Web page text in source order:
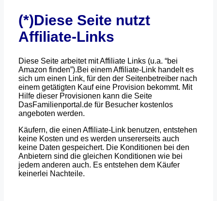
(*)Diese Seite nutzt
Affiliate-Links
Diese Seite arbeitet mit Affiliate Links (u.a. “bei
Amazon finden”).Bei einem Affiliate-Link handelt es
sich um einen Link, für den der Seitenbetreiber nach
einem getätigten Kauf eine Provision bekommt. Mit
Hilfe dieser Provisionen kann die Seite
DasFamilienportal.de für Besucher kostenlos
angeboten werden.
Käufern, die einen Affiliate-Link benutzen, entstehen
keine Kosten und es werden unsererseits auch
keine Daten gespeichert. Die Konditionen bei den
Anbietern sind die gleichen Konditionen wie bei
jedem anderen auch. Es entstehen dem Käufer
keinerlei Nachteile.